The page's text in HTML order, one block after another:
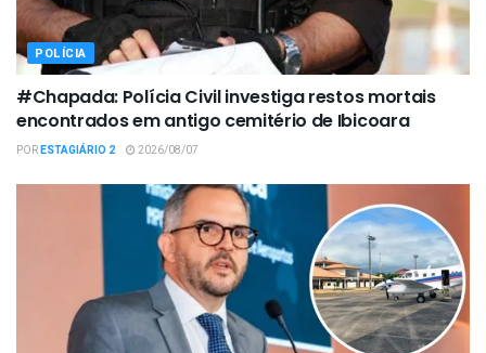
POLÍCIA
#Chapada: Polícia Civil investiga restos mortais
encontrados em antigo cemitério de Ibicoara
PORESTAGIÁRIO 2 2026/08/07